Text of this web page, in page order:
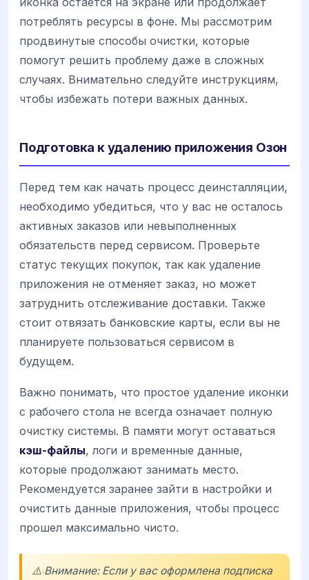
потреблять ресурсы в фоне. Мы рассмотрим
продвинутые способы очистки, которые
помогут решить проблему даже в сложных
случаях. Внимательно следуйте инструкциям,
чтобы избежать потери важных данных.
Подготовка к удалению приложения Озон
Перед тем как начать процесс деинсталляции,
необходимо убедиться, что у вас не осталось
активных заказов или невыполненных
обязательств перед сервисом. Проверьте
статус текущих покупок, так как удаление
приложения не отменяет заказ, но может
затруднить отслеживание доставки. Также
стоит отвязать банковские карты, если вы не
планируете пользоваться сервисом в
будущем.
Важно понимать, что простое удаление иконки
с рабочего стола не всегда означает полную
очистку системы. В памяти могут оставаться
кэш-файлы, логи и временные данные,
которые продолжают занимать место.
Рекомендуется заранее зайти в настройки и
очистить данные приложения, чтобы процесс
прошел максимально чисто.
⚠️ Внимание: Если у вас оформлена подписка